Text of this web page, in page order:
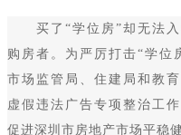
买了“学位房”却无法入
购房者。为严厉打击“学位
市场监管局、住建局和教
虚假违法广告专项整治工
促进深圳市房地产市场平稳